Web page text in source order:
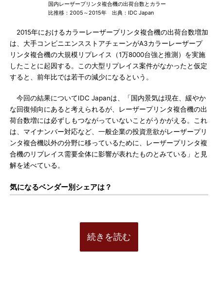
国内レーザープリンタ複合機の出荷台数とカラー
比推移：2005～2015年 出典：IDC Japan
2015年におけるカラーレーザープリンタ複合機の出荷台数増加
は、大手コンビニエンスストアチェーンがA3カラーレーザープ
リンタ複合機の大規模リプレイス（1万8000台強と推測）を実施
したことに起因する。この大型リプレイス案件がなかったと仮定
すると、前年比では若干の減少になるという。
今回の結果についてIDC Japanは、「国内景気は現在、緩やか
な回復傾向にあると考えられるが、レーザープリンタ複合機の出
荷台数増には必ずしもつながっていないことがうかがえる。これ
は、マイナンバー対応など、一般企業の投資意欲がレーザープリ
ンタ複合機以外の分野に移っているために、レーザープリンタ複
合機のリプレイス需要全体に影響が表れたものとみている」と見
解を述べている。
気になるベンダー別シェアは？
続きを読む